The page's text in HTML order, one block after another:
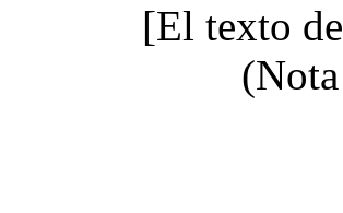
[El texto